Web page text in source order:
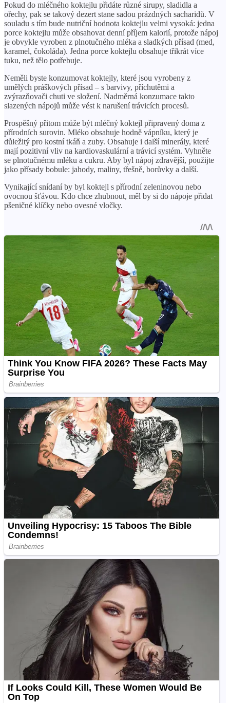
Pokud do mléčného koktejlu přidáte různé sirupy, sladidla a
ořechy, pak se takový dezert stane sadou prázdných sacharidů. V
souladu s tím bude nutriční hodnota koktejlu velmi vysoká: jedna
porce koktejlu může obsahovat denní příjem kalorií, protože nápoj
je obvykle vyroben z plnotučného mléka a sladkých přísad (med,
karamel, čokoláda). Jedna porce koktejlu obsahuje třikrát více
tuku, než tělo potřebuje.
Neměli byste konzumovat koktejly, které jsou vyrobeny z
umělých práškových přísad – s barvivy, příchutěmi a
zvýrazňovači chuti ve složení. Nadměrná konzumace takto
slazených nápojů může vést k narušení trávicích procesů.
Prospěšný přitom může být mléčný koktejl připravený doma z
přírodních surovin. Mléko obsahuje hodně vápníku, který je
důležitý pro kostní tkáň a zuby. Obsahuje i další minerály, které
mají pozitivní vliv na kardiovaskulární a trávicí systém. Vyhněte
se plnotučnému mléku a cukru. Aby byl nápoj zdravější, použijte
jako přísady bobule: jahody, maliny, třešně, borůvky a další.
Vynikající snídaní by byl koktejl s přírodní zeleninovou nebo
ovocnou šťávou. Kdo chce zhubnout, měl by si do nápoje přidat
pšeničné klíčky nebo ovesné vločky.